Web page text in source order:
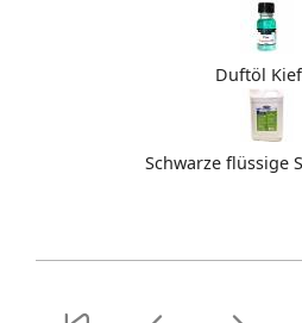
Duftöl
Schwarze flüssige